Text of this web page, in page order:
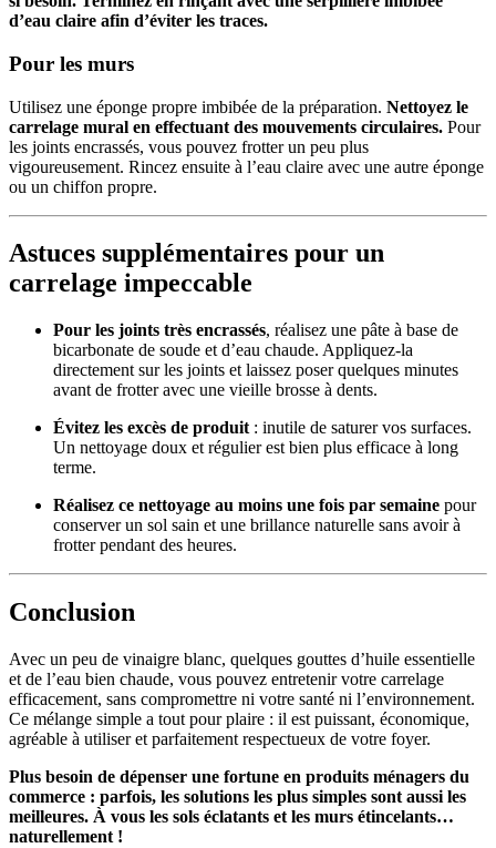
d’eau claire afin d’éviter les traces.
Pour les murs
Utilisez une éponge propre imbibée de la préparation. Nettoyez le
carrelage mural en effectuant des mouvements circulaires. Pour
les joints encrassés, vous pouvez frotter un peu plus
vigoureusement. Rincez ensuite à l’eau claire avec une autre éponge
ou un chiffon propre.
Astuces supplémentaires pour un
carrelage impeccable
Pour les joints très encrassés, réalisez une pâte à base de
bicarbonate de soude et d’eau chaude. Appliquez-la
directement sur les joints et laissez poser quelques minutes
avant de frotter avec une vieille brosse à dents.
Évitez les excès de produit : inutile de saturer vos surfaces.
Un nettoyage doux et régulier est bien plus efficace à long
terme.
Réalisez ce nettoyage au moins une fois par semaine pour
conserver un sol sain et une brillance naturelle sans avoir à
frotter pendant des heures.
Conclusion
Avec un peu de vinaigre blanc, quelques gouttes d’huile essentielle
et de l’eau bien chaude, vous pouvez entretenir votre carrelage
efficacement, sans compromettre ni votre santé ni l’environnement.
Ce mélange simple a tout pour plaire : il est puissant, économique,
agréable à utiliser et parfaitement respectueux de votre foyer.
Plus besoin de dépenser une fortune en produits ménagers du
commerce : parfois, les solutions les plus simples sont aussi les
meilleures. À vous les sols éclatants et les murs étincelants…
naturellement !